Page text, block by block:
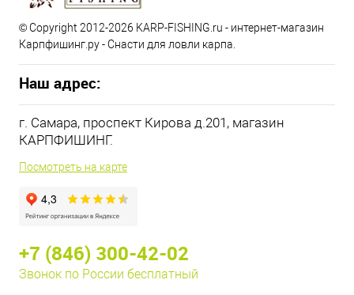
© Copyright 2012-2026 KARP-FISHING.ru - интернет-магазин
Карпфишинг.ру - Снасти для ловли карпа.
Наш адрес:
г. Самара, проспект Кирова д.201, магазин
КАРПФИШИНГ.
Посмотреть на карте
+7 (846) 300-42-02
Звонок по России бесплатный